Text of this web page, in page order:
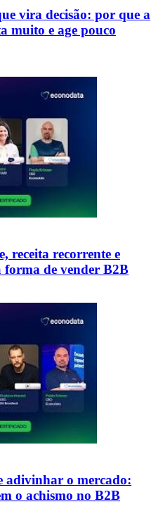
vira decisão: por que a
muito e age pouco
receita recorrente e
forma de vender B2B
adivinhar o mercado:
o achismo no B2B